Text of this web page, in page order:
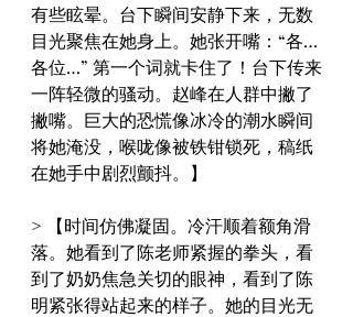
有些眩晕。台下瞬间安静下来，无数
目光聚焦在她身上。她张开嘴：“各…
各位…” 第一个词就卡住了！台下传来
一阵轻微的骚动。赵峰在人群中撇了
撇嘴。巨大的恐慌像冰冷的潮水瞬间
将她淹没，喉咙像被铁钳锁死，稿纸
在她手中剧烈颤抖。】
> 【时间仿佛凝固。冷汗顺着额角滑
落。她看到了陈老师紧握的拳头，看
到了奶奶焦急关切的眼神，看到了陈
明紧张得站起来的样子。她的目光无